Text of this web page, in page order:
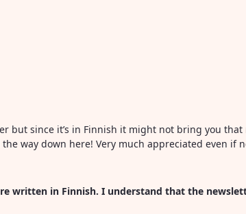
but since it’s in Finnish it might not bring you
way down here! Very much appreciated even if
written in Finnish. I understand that the